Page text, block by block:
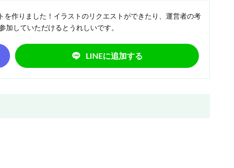
作りました！イラストのリクエストができたり、運営者の考
加していただけるとうれしいです。
LINEに追加する